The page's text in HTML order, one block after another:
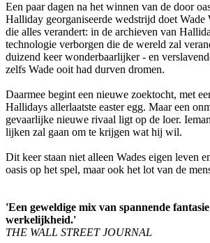
Een paar dagen na het winnen van de door
Halliday georganiseerde wedstrijd doet Wade
die alles verandert: in de archieven van
technologie verborgen die de wereld zal
duizend keer wonderbaarlijker - en
zelfs Wade ooit had durven dromen.
Daarmee begint een nieuwe zoektocht, met
Hallidays allerlaatste easter egg. Maar een
gevaarlijke nieuwe rivaal ligt op de loer.
lijken zal gaan om te krijgen wat hij wil.
Dit keer staan niet alleen Wades eigen leven
oasis op het spel, maar ook het lot van de
'Een geweldige mix van spannende
werkelijkheid.'
THE WALL STREET JOURNAL